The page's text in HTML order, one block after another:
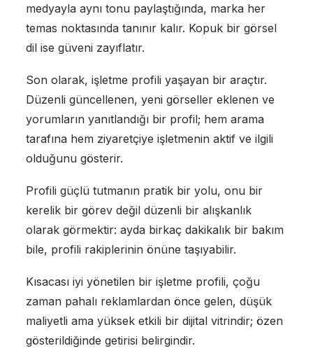
medyayla aynı tonu paylaştığında, marka her
temas noktasında tanınır kalır. Kopuk bir görsel
dil ise güveni zayıflatır.
Son olarak, işletme profili yaşayan bir araçtır.
Düzenli güncellenen, yeni görseller eklenen ve
yorumların yanıtlandığı bir profil; hem arama
tarafına hem ziyaretçiye işletmenin aktif ve ilgili
olduğunu gösterir.
Profili güçlü tutmanın pratik bir yolu, onu bir
kerelik bir görev değil düzenli bir alışkanlık
olarak görmektir: ayda birkaç dakikalık bir bakım
bile, profili rakiplerinin önüne taşıyabilir.
Kısacası iyi yönetilen bir işletme profili, çoğu
zaman pahalı reklamlardan önce gelen, düşük
maliyetli ama yüksek etkili bir dijital vitrindir; özen
gösterildiğinde getirisi belirgindir.